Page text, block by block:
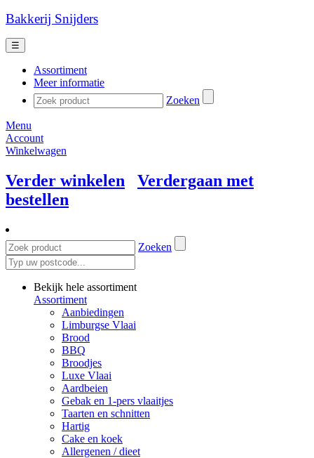
Bakkerij Snijders
☰
Assortiment
Meer informatie
Zoeken
Menu
Account
Winkelwagen
Verder winkelen
Verdergaan met
bestellen
Zoeken
Bekijk hele assortiment
Assortiment
Aanbiedingen
Limburgse Vlaai
Brood
BBQ
Broodjes
Luxe Vlaai
Aardbeien
Gebak en 1-pers vlaaitjes
Taarten en schnitten
Hartig
Cake en koek
Allergenen / dieet